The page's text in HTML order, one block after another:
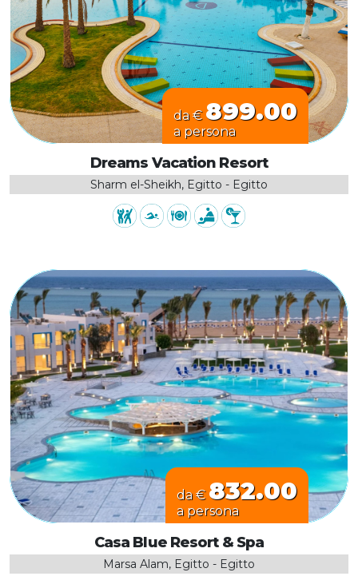
da € 899.00
a persona
Dreams Vacation Resort
Sharm el-Sheikh, Egitto - Egitto
da € 832.00
a persona
Casa Blue Resort & Spa
Marsa Alam, Egitto - Egitto